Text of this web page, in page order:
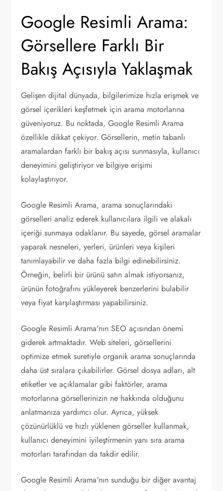
Google Resimli Arama:
Görsellere Farklı Bir
Bakış Açısıyla Yaklaşmak
Gelişen dijital dünyada, bilgilerimize hızla erişmek ve
görsel içerikleri keşfetmek için arama motorlarına
güveniyoruz. Bu noktada, Google Resimli Arama
özellikle dikkat çekiyor. Görsellerin, metin tabanlı
aramalardan farklı bir bakış açısı sunmasıyla, kullanıcı
deneyimini geliştiriyor ve bilgiye erişimi
kolaylaştırıyor.
Google Resimli Arama, arama sonuçlarındaki
görselleri analiz ederek kullanıcılara ilgili ve alakalı
içeriği sunmaya odaklanır. Bu sayede, görsel aramalar
yaparak nesneleri, yerleri, ürünleri veya kişileri
tanımlayabilir ve daha fazla bilgi edinebilirsiniz.
Örneğin, belirli bir ürünü satın almak istiyorsanız,
ürünün fotoğrafını yükleyerek benzerlerini bulabilir
veya fiyat karşılaştırması yapabilirsiniz.
Google Resimli Arama'nın SEO açısından önemi
giderek artmaktadır. Web siteleri, görsellerini
optimize etmek suretiyle organik arama sonuçlarında
daha üst sıralara çıkabilirler. Görsel dosya adları, alt
etiketler ve açıklamalar gibi faktörler, arama
motorlarına görsellerinizin ne hakkında olduğunu
anlatmanıza yardımcı olur. Ayrıca, yüksek
çözünürlüklü ve hızlı yüklenen görseller kullanmak,
kullanıcı deneyimini iyileştirmenin yanı sıra arama
motorları tarafından da takdir edilir.
Google Resimli Arama'nın sunduğu bir diğer avantaj